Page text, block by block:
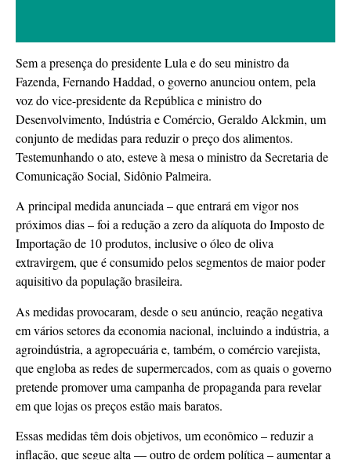
Sem a presença do presidente Lula e do seu ministro da
Fazenda, Fernando Haddad, o governo anunciou ontem, pela
voz do vice-presidente da República e ministro do
Desenvolvimento, Indústria e Comércio, Geraldo Alckmin, um
conjunto de medidas para reduzir o preço dos alimentos.
Testemunhando o ato, esteve à mesa o ministro da Secretaria de
Comunicação Social, Sidônio Palmeira.
A principal medida anunciada – que entrará em vigor nos
próximos dias – foi a redução a zero da alíquota do Imposto de
Importação de 10 produtos, inclusive o óleo de oliva
extravirgem, que é consumido pelos segmentos de maior poder
aquisitivo da população brasileira.
As medidas provocaram, desde o seu anúncio, reação negativa
em vários setores da economia nacional, incluindo a indústria, a
agroindústria, a agropecuária e, também, o comércio varejista,
que engloba as redes de supermercados, com as quais o governo
pretende promover uma campanha de propaganda para revelar
em que lojas os preços estão mais baratos.
Essas medidas têm dois objetivos, um econômico – reduzir a
inflação, que segue alta — outro de ordem política – aumentar a